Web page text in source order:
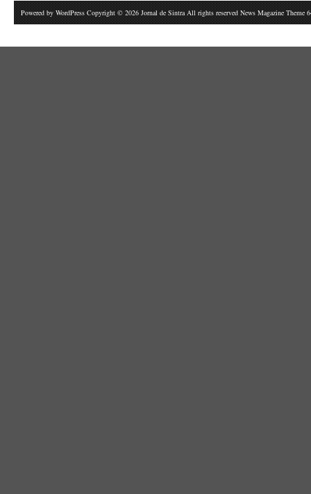
Powered by WordPress Copyright © 2026 Jornal de Sintra All rights reserved News Magazine Theme